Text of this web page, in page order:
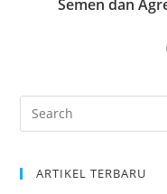
Semen dan
ARTIKEL TERBARU